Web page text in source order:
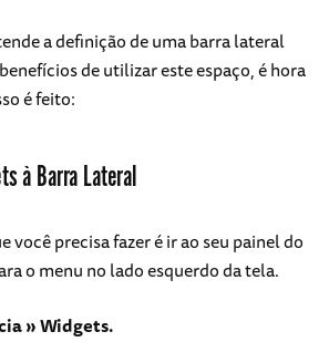
a definição de uma barra lateral
de utilizar este espaço, é hora
é feito:
à Barra Lateral
você precisa fazer é ir ao seu painel do
o menu no lado esquerdo da tela.
» Widgets.